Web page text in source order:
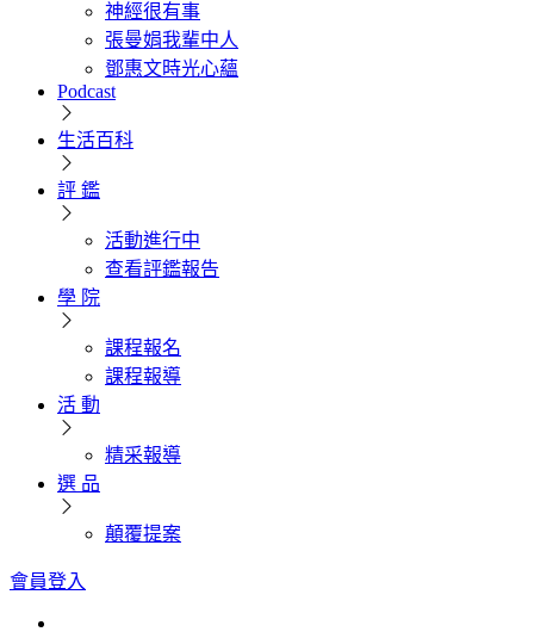
神經很有事
張曼娟我輩中人
鄧惠文時光心蘊
Podcast
生活百科
評 鑑
活動進行中
查看評鑑報告
學 院
課程報名
課程報導
活 動
精采報導
選 品
顛覆提案
會員登入